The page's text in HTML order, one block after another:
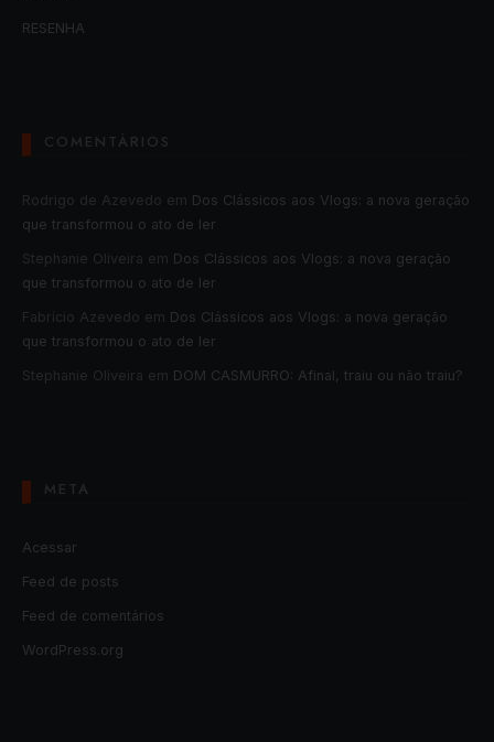
RESENHA
COMENTÁRIOS
Rodrigo de Azevedo em Dos Clássicos aos Vlogs: a nova geração
que transformou o ato de ler
Stephanie Oliveira em Dos Clássicos aos Vlogs: a nova geração
que transformou o ato de ler
Fabrício Azevedo em Dos Clássicos aos Vlogs: a nova geração
que transformou o ato de ler
Stephanie Oliveira em DOM CASMURRO: Afinal, traiu ou não traiu?
META
Acessar
Feed de posts
Feed de comentários
WordPress.org